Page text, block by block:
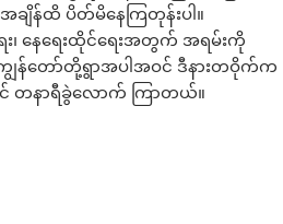
ျိန်ထိ ပိတ်မိနေကြတုန်းပါ။
နေရေးထိုင်ရေးအတွက် အရမ်းကို
ျွန်တော်တို့ရွာအပါအဝင် ဒီနားတဝိုက်က
င် တနာရီခွဲလောက် ကြာတယ်။